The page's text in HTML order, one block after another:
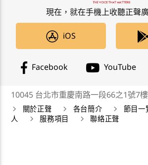
現在，就在手機上收聽正聲
iOS
Facebook YouTube
10045 台北市重慶南路一段66之1號7樓
關於正聲
各台簡介 節目一
人
服務項目 聯絡正聲